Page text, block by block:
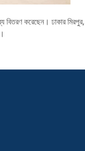
করেছেন। ঢাকার মিরপুর,